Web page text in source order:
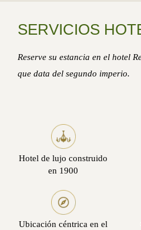
SERVICIOS
Reserve su estancia en el hotel
que data del segundo imperio.
Hotel de lujo construido
en 1900
Ubicación céntrica en el